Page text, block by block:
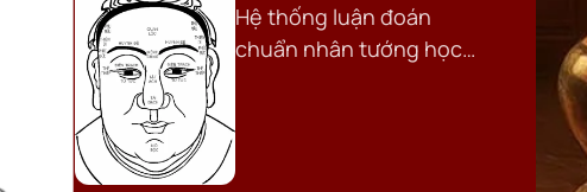
Hệ thống luận đoán
chuẩn nhân tướng học